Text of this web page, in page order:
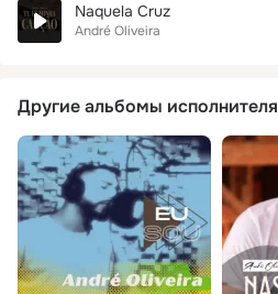
Naquela Cruz
André Oliveira
Другие альбомы исполнителя